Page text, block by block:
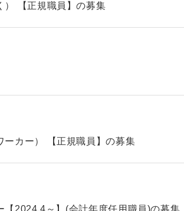
） 【正規職員】の募集
ーカー） 【正規職員】の募集
【2024.4～】(会計年度任用職員)の募集